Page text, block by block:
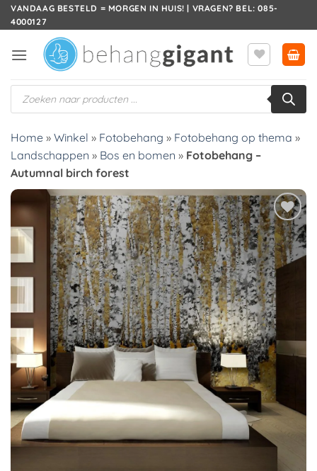
Ga
naar
VANDAAG BESTELD = MORGEN IN HUIS! | VRAGEN? BEL: 085-
4000127
Producten
zoeken
Home » Winkel » Fotobehang » Fotobehang op thema »
Landschappen » Bos en bomen » Fotobehang –
Autumnal birch forest
Toevoegen
aan
verlanglijst